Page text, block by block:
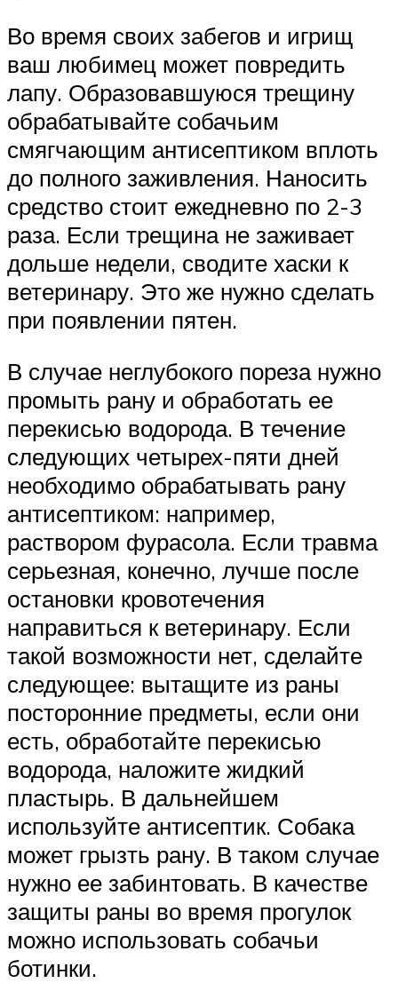
Во время своих забегов и игрищ
ваш любимец может повредить
лапу. Образовавшуюся трещину
обрабатывайте собачьим
смягчающим антисептиком вплоть
до полного заживления. Наносить
средство стоит ежедневно по 2-3
раза. Если трещина не заживает
дольше недели, сводите хаски к
ветеринару. Это же нужно сделать
при появлении пятен.
В случае неглубокого пореза нужно
промыть рану и обработать ее
перекисью водорода. В течение
следующих четырех-пяти дней
необходимо обрабатывать рану
антисептиком: например,
раствором фурасола. Если травма
серьезная, конечно, лучше после
остановки кровотечения
направиться к ветеринару. Если
такой возможности нет, сделайте
следующее: вытащите из раны
посторонние предметы, если они
есть, обработайте перекисью
водорода, наложите жидкий
пластырь. В дальнейшем
используйте антисептик. Собака
может грызть рану. В таком случае
нужно ее забинтовать. В качестве
защиты раны во время прогулок
можно использовать собачьи
ботинки.